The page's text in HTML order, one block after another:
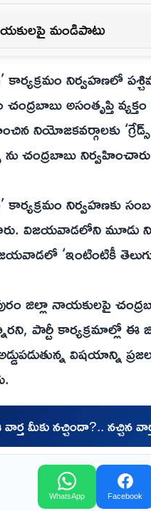
మండిపాటు
కార్యక్రమం నిర్వహణలో
అసంతృప్తి
నియోజకవర్గాలకు
చంద్రబాబు
కార్యక్రమం నిర్వహణకు
విజయవాడలోని మూడు
‘ఇంటింటికీ
జిల్లా నాయకులపై
పార్టీ కార్యక్రమాల్లో ఈ
విషయాన్ని
మీకు నచ్చిందా?.. నచ్చిన
WhatsApp Facebook